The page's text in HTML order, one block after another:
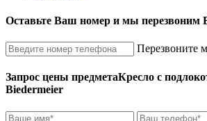
Оставьте Ваш номер и мы перезвоним
Перезвоните
Запрос цены предметаКресло с
Biedermeier